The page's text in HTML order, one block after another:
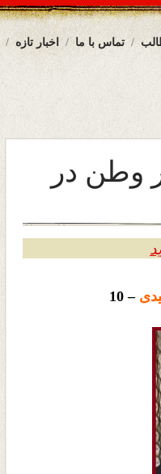
اخبار تازه تماس با ما
وطن در